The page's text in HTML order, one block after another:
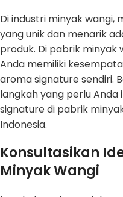
Di industri minyak
yang unik dan menarik
produk. Di pabrik minyak
Anda memiliki
aroma signature sendiri.
langkah yang perlu
signature di pabrik
Indonesia.
Konsultasikan
Minyak Wangi